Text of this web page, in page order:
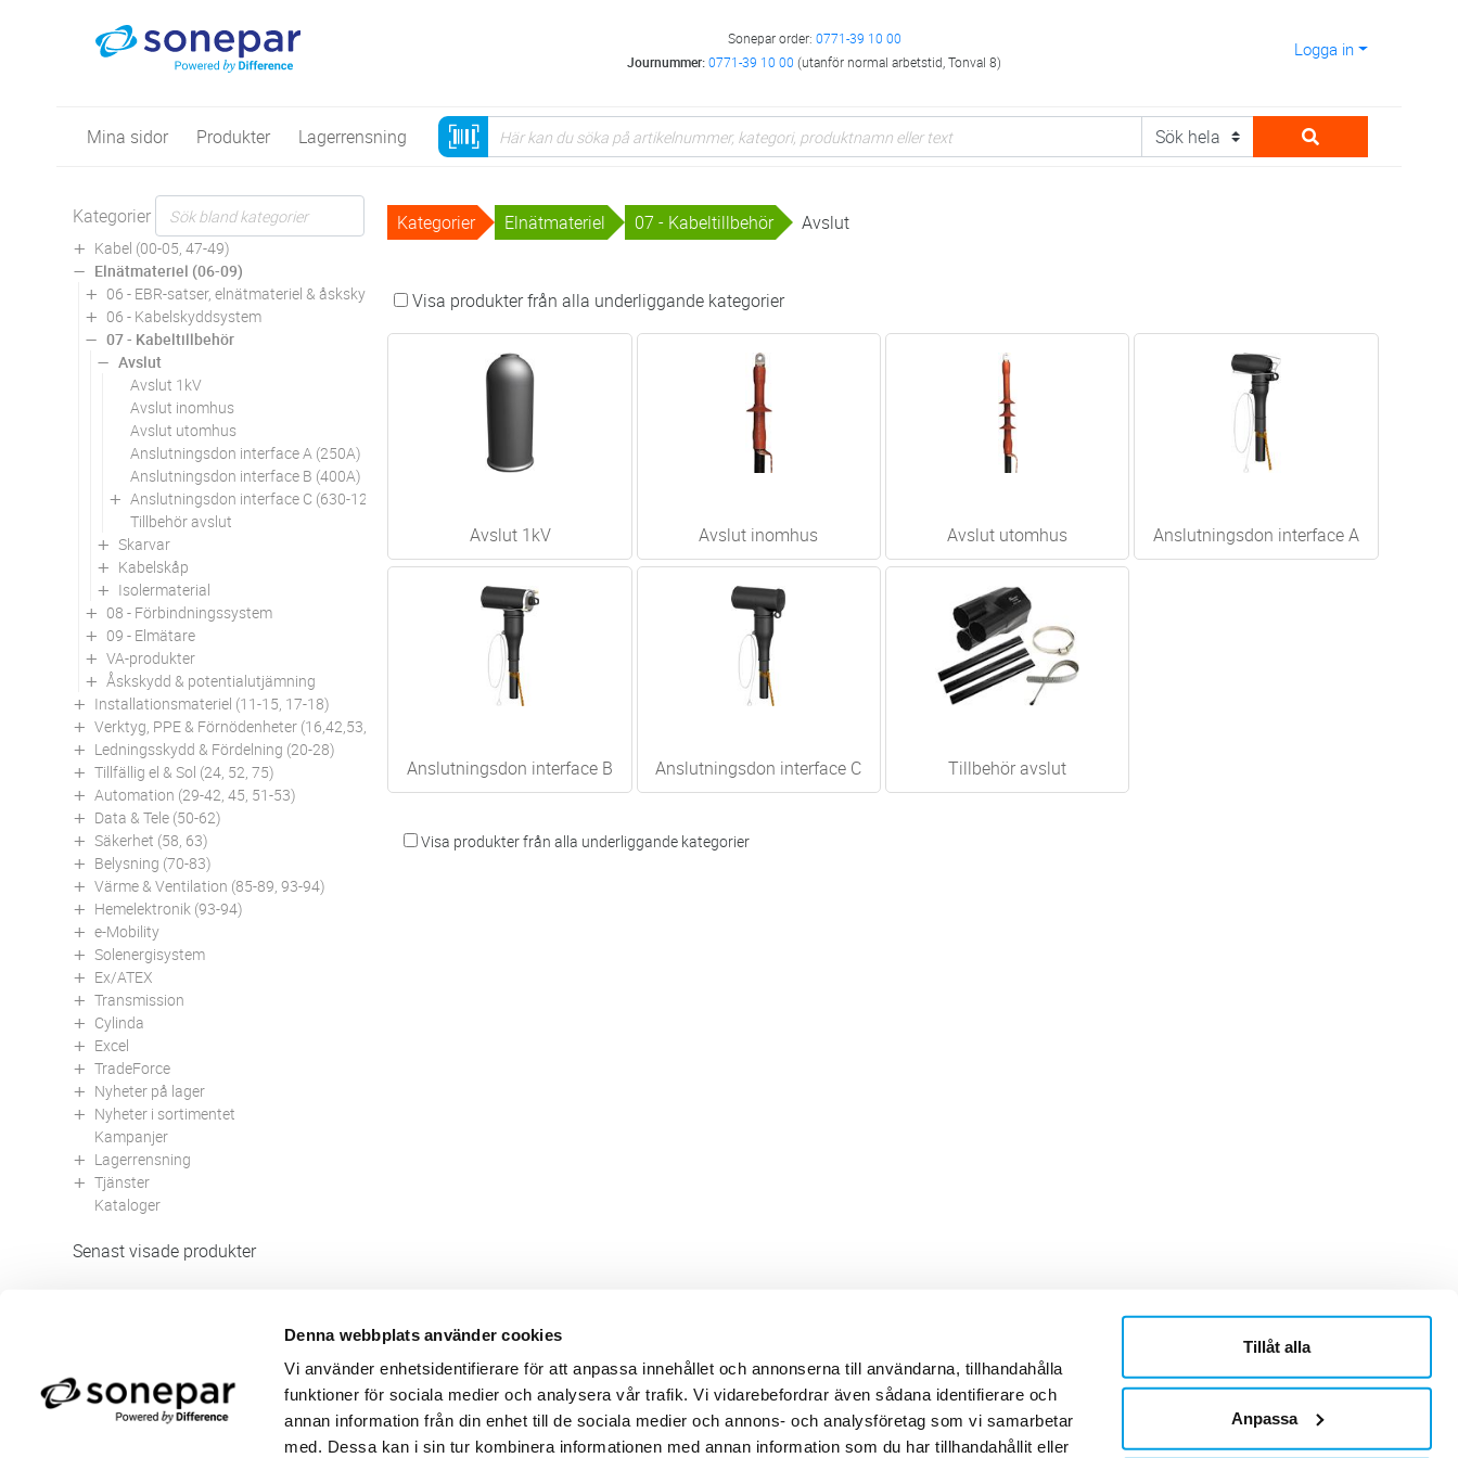
Denna webbplats använder cookies
Vi använder enhetsidentifierare för att anpassa innehållet och annonserna till användarna, tillhandahålla
funktioner för sociala medier och analysera vår trafik. Vi vidarebefordrar även sådana identifierare och
annan information från din enhet till de sociala medier och annons- och analysföretag som vi samarbetar
med. Dessa kan i sin tur kombinera informationen med annan information som du har tillhandahållit eller
Tillåt alla
Anpassa
Sonepar order: 0771-39 10 00
Journummer:0771-39 10 00 (utanför normal arbetstid, Tonval 8)
Logga in
Mina sidor Produkter Lagerrensning
Kategorier
Kabel (00-05, 47-49)
Elnätmateriel (06-09)
06 - EBR-satser, elnätmateriel & åskskydd
06 - Kabelskyddsystem
07 - Kabeltillbehör
Avslut
Avslut 1kV
Avslut inomhus
Avslut utomhus
Anslutningsdon interface A (250A)
Anslutningsdon interface B (400A)
Anslutningsdon interface C (630-1250A)
Tillbehör avslut
Skarvar
Kabelskåp
Isolermaterial
08 - Förbindningssystem
09 - Elmätare
VA-produkter
Åskskydd & potentialutjämning
Installationsmateriel (11-15, 17-18)
Verktyg, PPE & Förnödenheter (16,42,53,94)
Ledningsskydd & Fördelning (20-28)
Tillfällig el & Sol (24, 52, 75)
Automation (29-42, 45, 51-53)
Data & Tele (50-62)
Säkerhet (58, 63)
Belysning (70-83)
Värme & Ventilation (85-89, 93-94)
Hemelektronik (93-94)
e-Mobility
Solenergisystem
Ex/ATEX
Transmission
Cylinda
Excel
TradeForce
Nyheter på lager
Nyheter i sortimentet
Kampanjer
Lagerrensning
Tjänster
Kataloger
Senast visade produkter
Kategorier Elnätmateriel 07 - Kabeltillbehör Avslut
Visa produkter från alla underliggande kategorier
Avslut 1kV Avslut inomhus Avslut utomhus Anslutningsdon interface A
Anslutningsdon interface B Anslutningsdon interface C Tillbehör avslut
Visa produkter från alla underliggande kategorier
Felanmälan
Returer
Beställa PDF fakturor
Användarvillkor
Integritetspolicy
Öppettider
Ny kund/användare
Leverans- och betalningsvillkor
Elektronisk kommunikation
Produktväljare
Om Sonepar
Historik
Kontaktblad
Ledningsgrupp